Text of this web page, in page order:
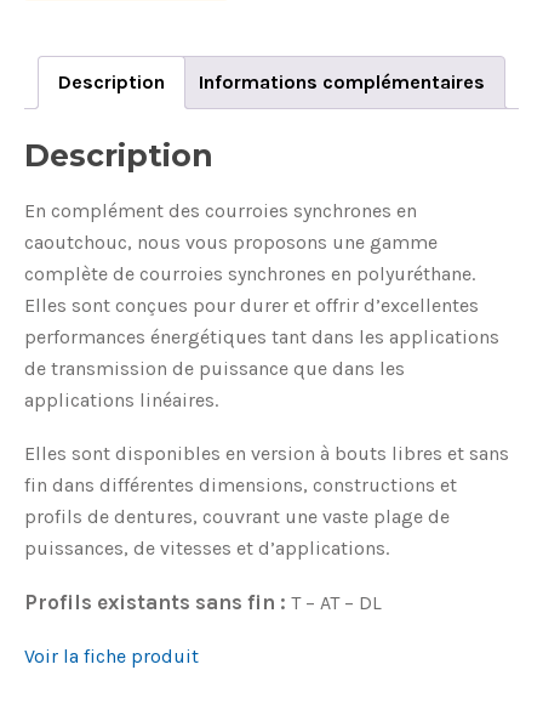
Description Informations complémentaires
Description
En complément des courroies synchrones en
caoutchouc, nous vous proposons une gamme
complète de courroies synchrones en polyuréthane.
Elles sont conçues pour durer et offrir d’excellentes
performances énergétiques tant dans les applications
de transmission de puissance que dans les
applications linéaires.
Elles sont disponibles en version à bouts libres et sans
fin dans différentes dimensions, constructions et
profils de dentures, couvrant une vaste plage de
puissances, de vitesses et d’applications.
Profils existants sans fin : T – AT – DL
Voir la fiche produit